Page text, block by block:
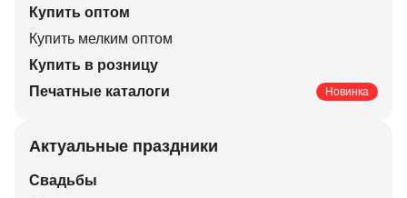
Купить оптом
Купить мелким оптом
Купить в розницу
Печатные каталоги
Новинка
Актуальные праздники
Свадьбы